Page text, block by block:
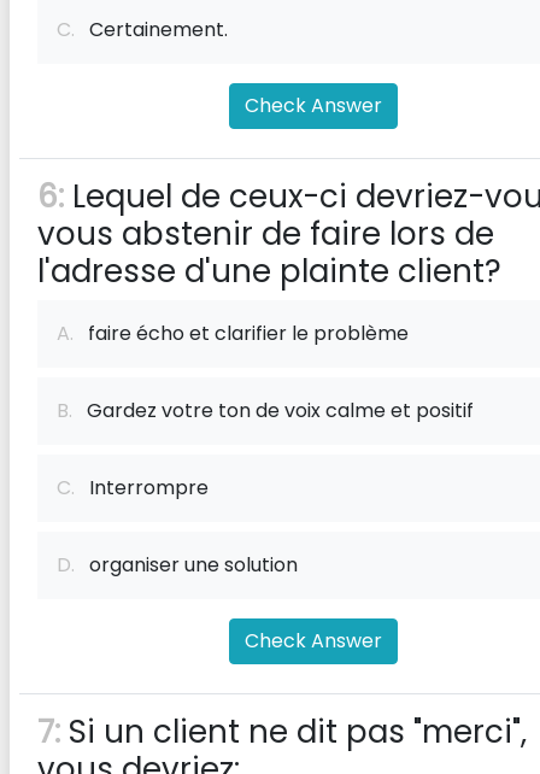
C. Certainement.
Check Answer
6: Lequel de ceux-ci devriez-
vous abstenir de faire lors de
l'adresse d'une plainte client?
A. faire écho et clarifier le problème
B. Gardez votre ton de voix calme et positif
C. Interrompre
D. organiser une solution
Check Answer
7: Si un client ne dit pas "merci",